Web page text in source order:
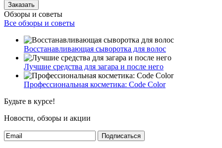
Заказать
Обзоры и советы
Все обзоры и советы
Восстанавливающая сыворотка для волос
Лучшие средства для загара и после него
Профессиональная косметика: Code Color
Будьте в курсе!
Новости, обзоры и акции
Подписаться